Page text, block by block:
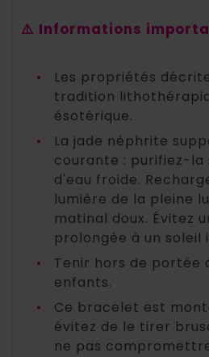
⚠️ Informations
•
Les propriétés
tradition
ésotérique.
•
La jade néphrite
courante : purifiez-la
d'eau froide.
lumière de la pleine
matinal doux. Évitez
prolongée à un soleil
•
Tenir hors de portée
enfants.
•
Ce bracelet est
évitez de le tirer
ne pas